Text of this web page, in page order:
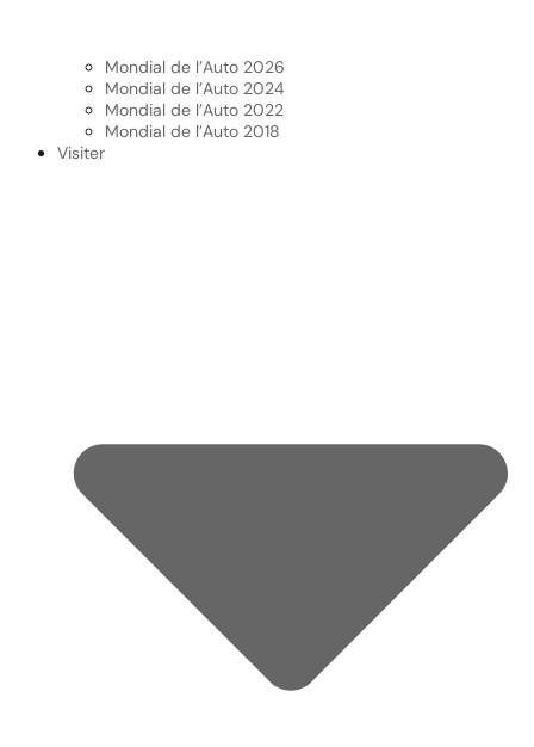
Mondial de l’Auto 2026
Mondial de l’Auto 2024
Mondial de l’Auto 2022
Mondial de l’Auto 2018
Visiter